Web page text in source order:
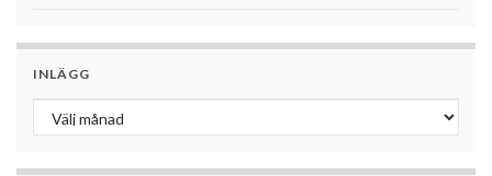
INLÄGG
Inlägg